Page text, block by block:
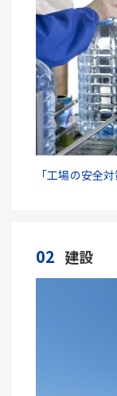
「工場の安全
02 建設